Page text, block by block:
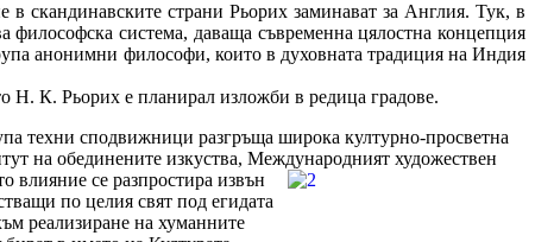
скандинавските страни Рьорих заминават за Англия. Тук, в
система, даваща съвременна цялостна концепция
анонимни философи, които в духовната традиция на Индия
Н. К. Рьорих е планирал изложби в редица градове.
техни сподвижници разгръща широка културно-просветна
на обединените изкуства, Международният художествен
се разпростира извън
по целия свят под егидата
реализиране на хуманните